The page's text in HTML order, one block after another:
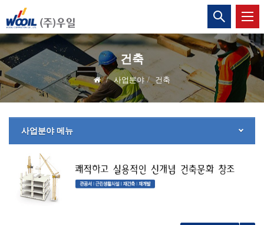
(주)
우
일
통
합
검
색
열
기
건축
사업분야 건축
사업분야 메뉴